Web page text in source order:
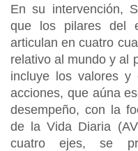
En su intervención,
que los pilares del
articulan en cuatro
relativo al mundo y al
incluye los valores y
acciones, que aúna
desempeño, con la
de la Vida Diaria
cuatro ejes, se